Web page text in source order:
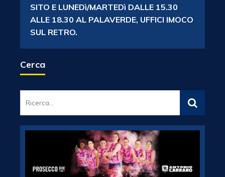
SITO E LUNEDì/MARTEDì DALLE 15.30
ALLE 18.30 AL PALAVERDE, UFFICI IMOCO
SUL RETRO.
Cerca